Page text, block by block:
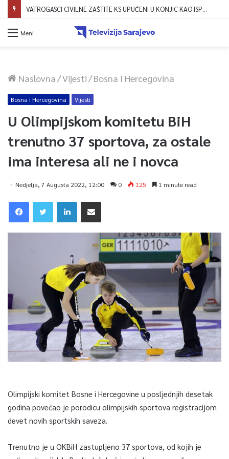
VATROGASCI CIVILNE ZAŠTITE KS UPUĆENI U KONJIC KAO ISPOMOĆ U GAŠENJU POŽARA
Meni
Naslovna/Vijesti/Bosna I Hercegovina
Bosna i Hercegovina Vijesti
U Olimpijskom komitetu BiH
trenutno 37 sportova, za ostale
ima interesa ali ne i novca
Nedjelja, 7 Augusta 2022, 12:00 0 125 1 minute read
Olimpijski komitet Bosne i Hercegovine u posljednjih desetak
godina povećao je porodicu olimpijskih sportova registracijom
devet novih sportskih saveza.
Trenutno je u OKBiH zastupljeno 37 sportova, od kojih je